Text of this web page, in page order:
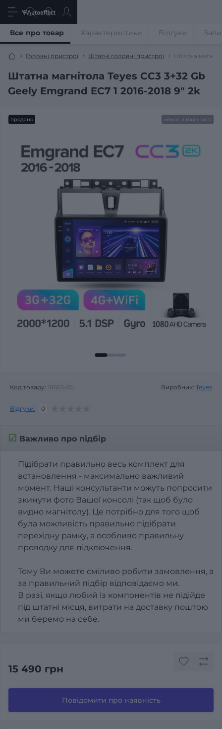
Головні пристрої Штатні головні пристрої Штатна
Штатна магнітола Teyes CC3 3+32 Gb
Geely Emgrand EC7 1 2016-2018 9" 2k
Все про товар Характеристики Відгуки
продано немає в наявності
Код товару: 18665-05 Виробник: Teyes
Відгуки: 0
☑ Важливо про підбір
Підібрати правильно весь комплект для
встановлення - максимально важливий
момент. Наші консультанти можуть попросити
зкинути фото Вашої консолі (так щоб було
видно магнітолу). Це потрібно для того щоб
була можливість правильно підібрати
перехідну рамку, а особливо правильну
проводку для підключення.
Тому Ви можете сміливо робити замовлення, а
за правильний підбір відповідаємо ми.
В разі, якщо любий із компонентів не підійде
під штатні місця, витрати на доставку поштою
ми беремо на себе.
15 490 грн
Повідомити про наявність